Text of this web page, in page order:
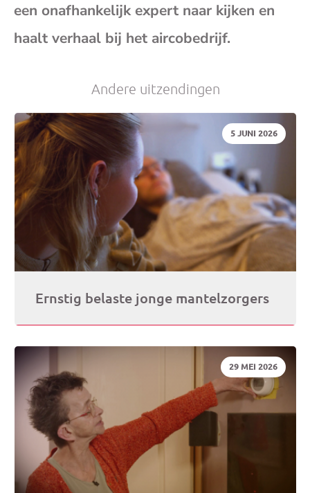
een onafhankelijk expert naar kijken en
haalt verhaal bij het aircobedrijf.
Andere uitzendingen
DATUM:
5 JUNI 2026
Ernstig belaste jonge mantelzorgers
DATUM:
29 MEI 2026